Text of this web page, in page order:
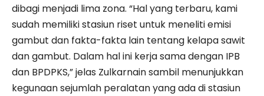
dibagi menjadi lima zona. “Hal yang terbaru, kami
sudah memiliki stasiun riset untuk meneliti emisi
gambut dan fakta-fakta lain tentang kelapa sawit
dan gambut. Dalam hal ini kerja sama dengan IPB
dan BPDPKS,” jelas Zulkarnain sambil menunjukkan
kegunaan sejumlah peralatan yang ada di stasiun